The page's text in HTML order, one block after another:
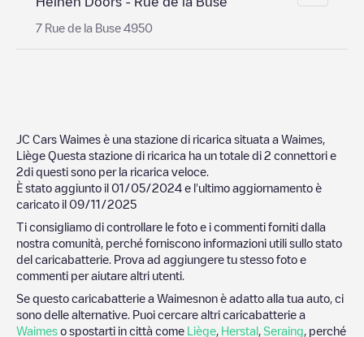
7 Rue de la Buse 4950
JC Cars Waimes è una stazione di ricarica situata a Waimes
Liège Questa stazione di ricarica ha un totale di 2 connettori e
2di questi sono per la ricarica veloce.
È stato aggiunto il 01/05/2024 e l'ultimo aggiornamento è
caricato il 09/11/2025
Ti consigliamo di controllare le foto e i commenti forniti dalla
nostra comunità, perché forniscono informazioni utili sullo stato
del caricabatterie. Prova ad aggiungere tu stesso foto e
commenti per aiutare altri utenti.
Se questo caricabatterie a Waimesnon è adatto alla tua auto, ci
sono delle alternative. Puoi cercare altri caricabatterie a
Waimes o spostarti in città come Liège Herstal Seraing , perché